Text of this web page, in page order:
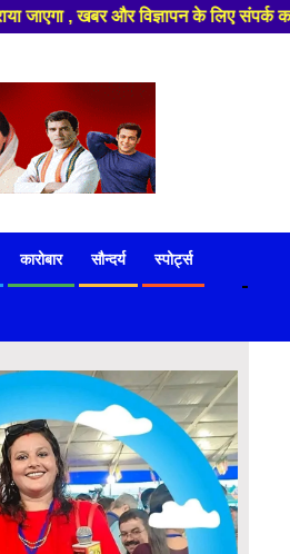
+91 97541 60816 ,हमारे यूट्यूब चैनल
कारोबार सौन्दर्य स्पोर्ट्स
-